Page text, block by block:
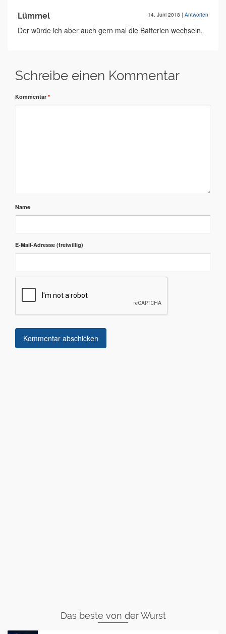
Lümmel 14. Juni 2018 | Antworten
Der würde ich aber auch gern mal die Batterien wechseln.
Schreibe einen Kommentar
Kommentar *
Name
E-Mail-Adresse
Das beste von der Wurst